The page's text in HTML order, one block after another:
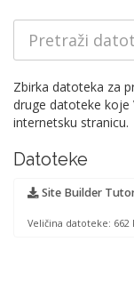
Zbirka datoteka za
druge datoteke koje
internetsku stranicu.
Datoteke
Site Builder
Veličina datoteke: 662